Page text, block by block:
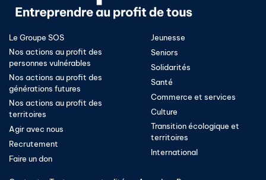
Le Groupe SOS
Nos actions au profit des
personnes vulnérables
Nos actions au profit des
générations futures
Nos actions au profit des
territoires
Agir avec nous
Recrutement
Faire un don
Jeunesse
Seniors
Solidarités
Santé
Commerce et services
Culture
Transition écologique et
territoires​
International